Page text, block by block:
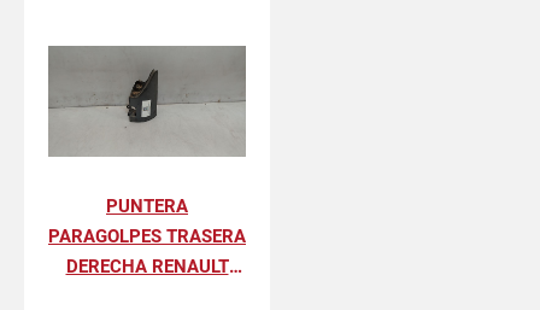
PUNTERA
PARAGOLPES TRASERA
DERECHA RENAULT